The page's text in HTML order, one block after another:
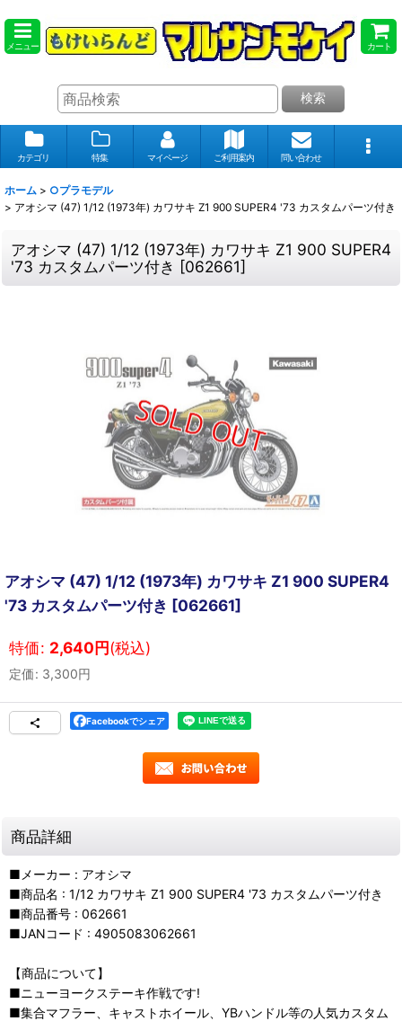
メニュー カート
検索
カテゴリ 特集 マイページ ご利用案内 問い合わせ
ホーム > ○プラモデル
> アオシマ (47) 1/12 (1973年) カワサキ Z1 900 SUPER4 '73 カスタムパーツ付き
アオシマ (47) 1/12 (1973年) カワサキ Z1 900 SUPER4
'73 カスタムパーツ付き [062661]
アオシマ (47) 1/12 (1973年) カワサキ Z1 900 SUPER4
'73 カスタムパーツ付き [062661]
特価: 2,640円(税込)
定価: 3,300円
Facebookでシェア
商品詳細
■メーカー : アオシマ
■商品名 : 1/12 カワサキ Z1 900 SUPER4 '73 カスタムパーツ付き
■商品番号 : 062661
■JANコード : 4905083062661
【商品について】
■ニューヨークステーキ作戦です!
■集合マフラー、キャストホイール、YBハンドル等の人気カスタム